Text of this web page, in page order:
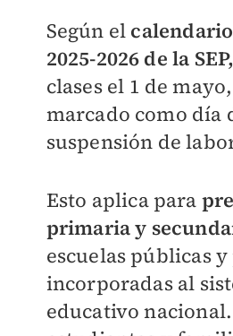
Según el
2025-2026 de la SEP,
clases el 1 de
marcado como día
suspensión de
Esto aplica para
primaria y
escuelas públicas
incorporadas al
educativo